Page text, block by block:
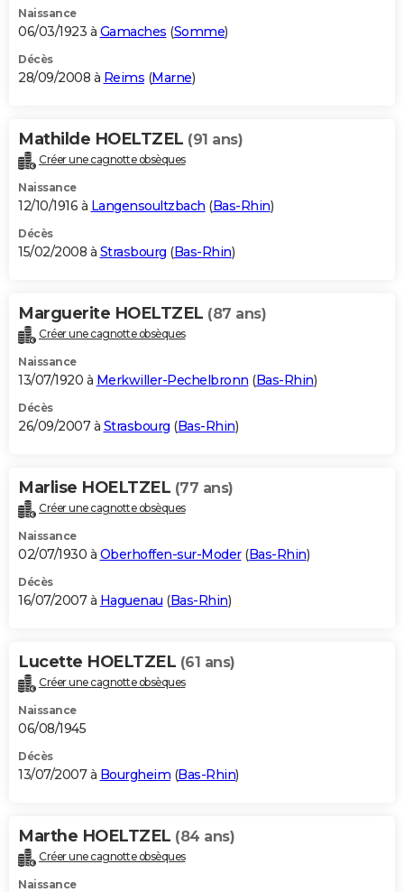
Naissance
06/03/1923 à Gamaches (Somme)
Décès
28/09/2008 à Reims (Marne)
Mathilde HOELTZEL (91 ans)
Créer une cagnotte obsèques
Naissance
12/10/1916 à Langensoultzbach (Bas-Rhin)
Décès
15/02/2008 à Strasbourg (Bas-Rhin)
Marguerite HOELTZEL (87 ans)
Créer une cagnotte obsèques
Naissance
13/07/1920 à Merkwiller-Pechelbronn (Bas-Rhin)
Décès
26/09/2007 à Strasbourg (Bas-Rhin)
Marlise HOELTZEL (77 ans)
Créer une cagnotte obsèques
Naissance
02/07/1930 à Oberhoffen-sur-Moder(Bas-Rhin)
Décès
16/07/2007 à Haguenau (Bas-Rhin)
Lucette HOELTZEL (61 ans)
Créer une cagnotte obsèques
Naissance
06/08/1945
Décès
13/07/2007 à Bourgheim (Bas-Rhin)
Marthe HOELTZEL (84 ans)
Créer une cagnotte obsèques
Naissance